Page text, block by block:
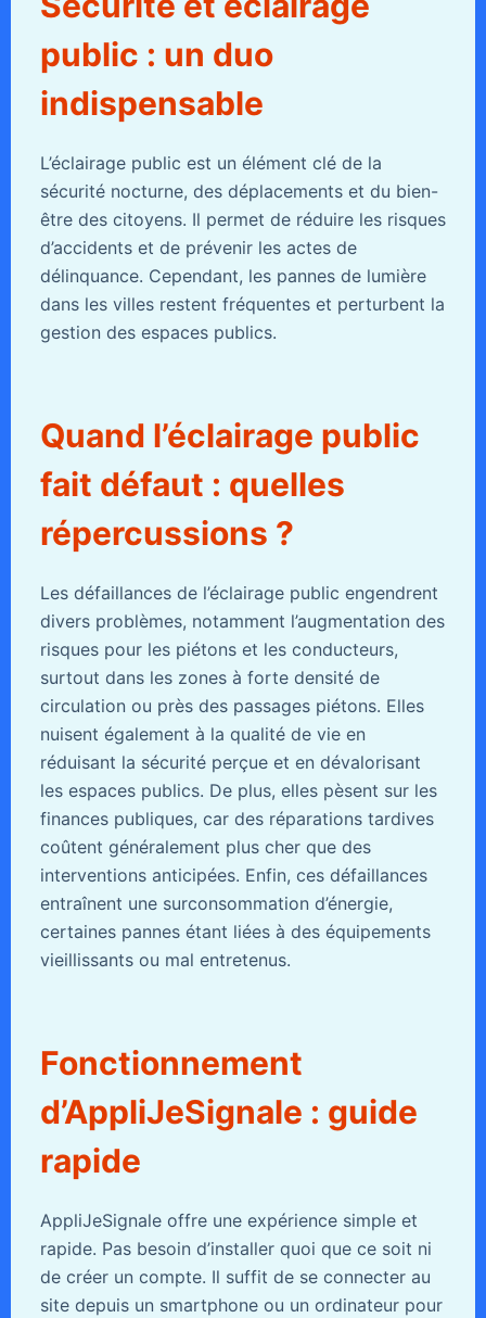
public : un duo
indispensable
L’éclairage public est un élément clé de la
sécurité nocturne, des déplacements et du bien-
être des citoyens. Il permet de réduire les risques
d’accidents et de prévenir les actes de
délinquance. Cependant, les pannes de lumière
dans les villes restent fréquentes et perturbent la
gestion des espaces publics.
Quand l’éclairage public
fait défaut : quelles
répercussions ?
Les défaillances de l’éclairage public engendrent
divers problèmes, notamment l’augmentation des
risques pour les piétons et les conducteurs,
surtout dans les zones à forte densité de
circulation ou près des passages piétons. Elles
nuisent également à la qualité de vie en
réduisant la sécurité perçue et en dévalorisant
les espaces publics. De plus, elles pèsent sur les
finances publiques, car des réparations tardives
coûtent généralement plus cher que des
interventions anticipées. Enfin, ces défaillances
entraînent une surconsommation d’énergie,
certaines pannes étant liées à des équipements
vieillissants ou mal entretenus.
Fonctionnement
d’AppliJeSignale : guide
rapide
AppliJeSignale offre une expérience simple et
rapide. Pas besoin d’installer quoi que ce soit ni
de créer un compte. Il suffit de se connecter au
site depuis un smartphone ou un ordinateur pour